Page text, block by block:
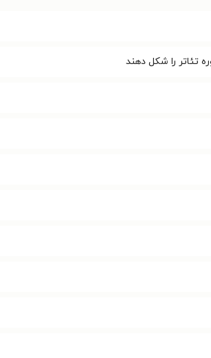
تئاتر را شکل دهند